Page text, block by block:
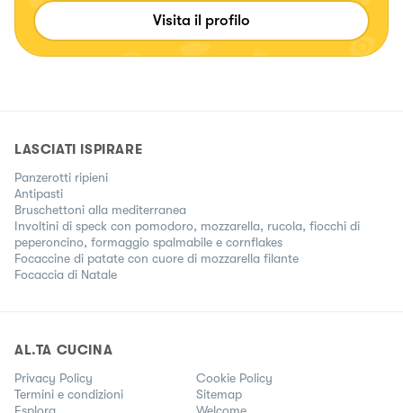
Visita il profilo
LASCIATI ISPIRARE
Panzerotti ripieni
Antipasti
Bruschettoni alla mediterranea
Involtini di speck con pomodoro, mozzarella, rucola, fiocchi di
peperoncino, formaggio spalmabile e cornflakes
Focaccine di patate con cuore di mozzarella filante
Focaccia di Natale
AL.TA CUCINA
Privacy Policy
Cookie Policy
Termini e condizioni
Sitemap